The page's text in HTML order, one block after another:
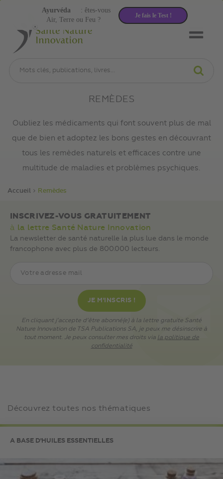
REMÈDES
Oubliez les médicaments qui font souvent plus de mal
que de bien et adoptez les bons gestes en découvrant
tous les remèdes naturels et efficaces contre une
multitude de maladies et problèmes psychiques.
Accueil Remèdes
INSCRIVEZ-VOUS GRATUITEMENT
à la lettre Santé Nature Innovation
La newsletter de santé naturelle la plus lue dans le monde
francophone avec plus de 800.000 lecteurs.
En cliquant j’accepte d’être abonné(e) à la lettre gratuite Santé
Nature Innovation de TSA Publications SA, je peux me désinscrire à
tout moment. Je peux consulter mes droits via la politique de
confidentialité
Découvrez toutes nos thématiques
A BASE D'HUILES ESSENTIELLES
Air, Terre ou Feu ?
Ayurvéda : êtes-vous
Je fais le Test !